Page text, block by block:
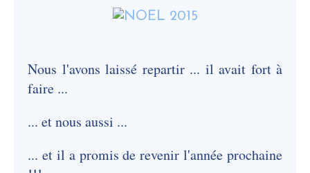
Nous l'avons laissé repartir ... il avait fort à
faire ...
... et nous aussi ...
... et il a promis de revenir l'année prochaine